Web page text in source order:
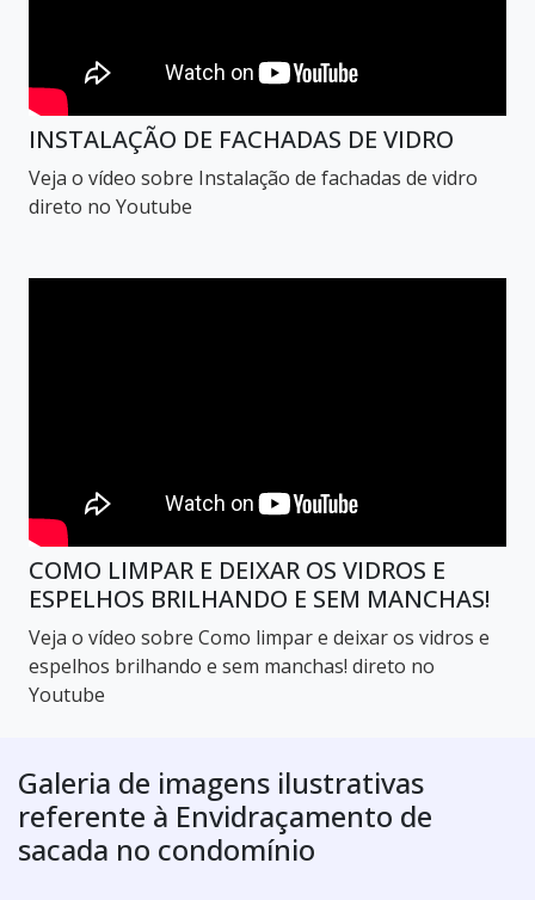
INSTALAÇÃO DE FACHADAS DE VIDRO
Veja o vídeo sobre Instalação de fachadas de vidro
direto no Youtube
COMO LIMPAR E DEIXAR OS VIDROS E
ESPELHOS BRILHANDO E SEM MANCHAS!
Veja o vídeo sobre Como limpar e deixar os vidros e
espelhos brilhando e sem manchas! direto no
Youtube
Galeria de imagens ilustrativas
referente à Envidraçamento de
sacada no condomínio